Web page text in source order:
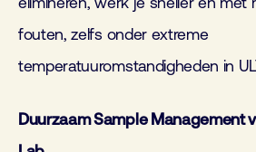
fouten, zelfs onder extreme
temperatuuromstandigheden in
Duurzaam Sample Management